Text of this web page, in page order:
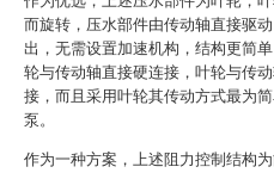
而旋转，压水部件由传动轴直接驱
出，无需设置加速机构，结构更简
轮与传动轴直接硬连接，叶轮与传
接，而且采用叶轮其传动方式最为
泵。
作为一种方案，上述阻力控制结构